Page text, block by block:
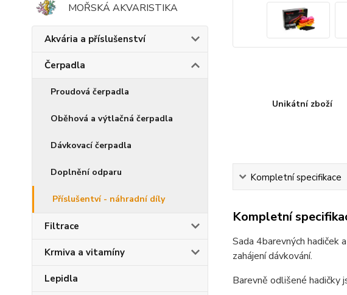
MOŘSKÁ AKVARISTIKA
Akvária a příslušenství
Čerpadla
Proudová čerpadla
Oběhová a výtlačná čerpadla
Dávkovací čerpadla
Doplnění odparu
Příslušentví - náhradní díly
Filtrace
Krmiva a vitamíny
Lepidla
Unikátní zboží
Kompletní specifikace
Kompletní
Sada 4barevných
zahájení dávkování.
Barevně odlišené hadičky